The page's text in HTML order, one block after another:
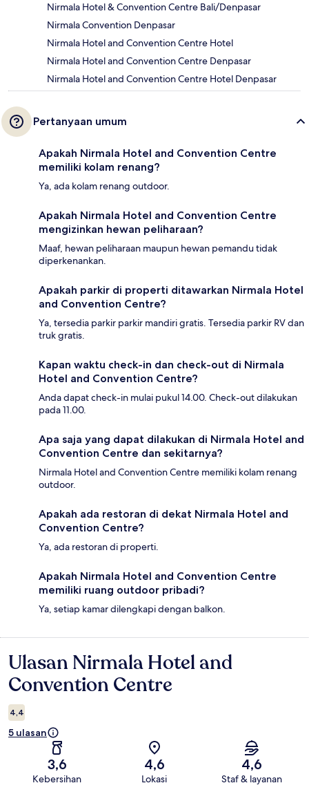
Nirmala Hotel & Convention Centre Bali/Denpasar
Nirmala Convention Denpasar
Nirmala Hotel and Convention Centre Hotel
Nirmala Hotel and Convention Centre Denpasar
Nirmala Hotel and Convention Centre Hotel Denpasar
Pertanyaan umum
Apakah Nirmala Hotel and Convention Centre
memiliki kolam renang?
Ya, ada kolam renang outdoor.
Apakah Nirmala Hotel and Convention Centre
mengizinkan hewan peliharaan?
Maaf, hewan peliharaan maupun hewan pemandu tidak
diperkenankan.
Apakah parkir di properti ditawarkan Nirmala Hotel
and Convention Centre?
Ya, tersedia parkir parkir mandiri gratis. Tersedia parkir RV dan
truk gratis.
Kapan waktu check-in dan check-out di Nirmala
Hotel and Convention Centre?
Anda dapat check-in mulai pukul 14.00. Check-out dilakukan
pada 11.00.
Apa saja yang dapat dilakukan di Nirmala Hotel and
Convention Centre dan sekitarnya?
Nirmala Hotel and Convention Centre memiliki kolam renang
outdoor.
Apakah ada restoran di dekat Nirmala Hotel and
Convention Centre?
Ya, ada restoran di properti.
Apakah Nirmala Hotel and Convention Centre
memiliki ruang outdoor pribadi?
Ya, setiap kamar dilengkapi dengan balkon.
Ulasan
Ulasan Nirmala Hotel and
Convention Centre
4,4
5 ulasan
3,6
Kebersihan
4,6
Lokasi
4,6
Staf & layanan